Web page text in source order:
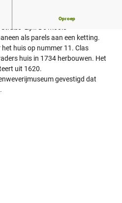
Oproep
historische gebouwen in de wijk
als parels aan een ketting.
het huis op nummer 11. Clas
huis in 1734 herbouwen. Het
uit 1620.
gevestigd dat